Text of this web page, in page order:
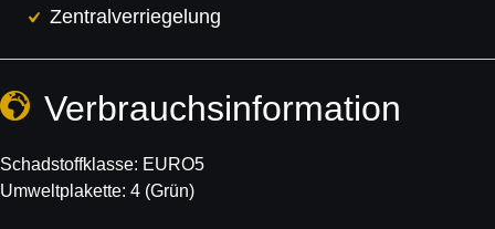
Zentralverriegelung
Verbrauchs­information
Schadstoffklasse: EURO5
Umweltplakette: 4 (Grün)